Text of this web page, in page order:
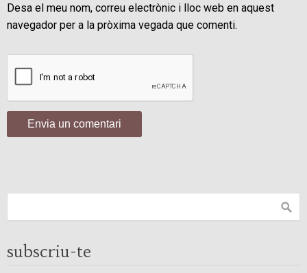
Desa el meu nom, correu electrònic i lloc web en aquest
navegador per a la pròxima vegada que comenti.
subscriu-te